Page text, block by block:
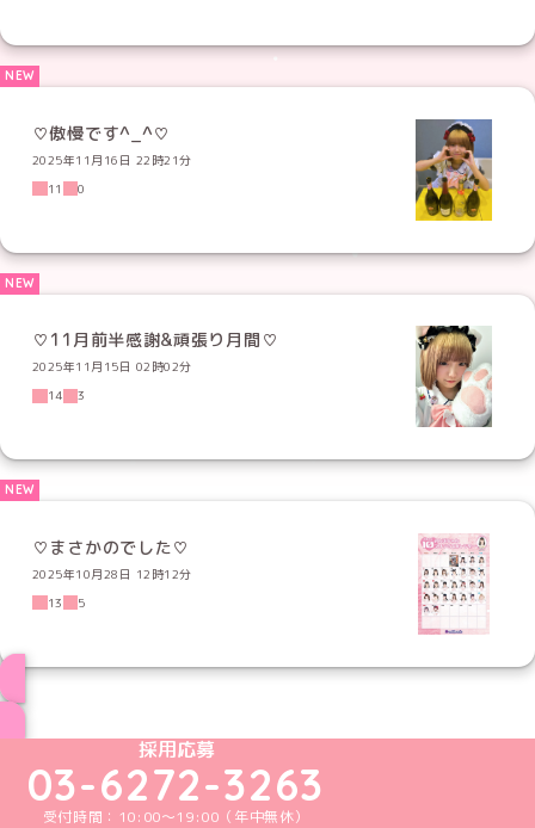
♡傲慢です︎^_^♡
2025年11月16日 22時21分
11
0
♡11月前半感謝&頑張り月間♡
2025年11月15日 02時02分
14
3
♡まさかのでした♡
2025年10月28日 12時12分
13
5
めいどりーみんTikTok公式アカウント
めいどりーみんX公式アカウント
めいどりーみんInstagram公式アカウント
めいどりーみんFacebook公式アカウン
めいどりーみんYouTube公式アカ
採用応募
03-6272-3263
受付時間：10:00～19:00（年中無休）